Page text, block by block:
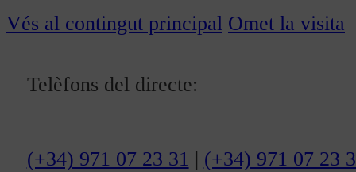
Vés al contingut principal Omet la visita
Telèfons del directe:
(+34) 971 07 23 31 | (+34) 971 07 23
ACTUALITAT
OCI
ENTREVISTES